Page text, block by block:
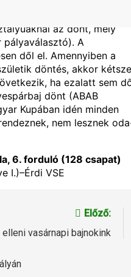
hazai pályán (a
az dönt, mely
A
dől el. Amennyiben a
döntés, akkor
ha ezalatt sem
dönt (ABAB
Kupában idén minden
nem lesznek
6. forduló (128 csapat)
I.)–Érdi VSE
Előző:
elleni vasárnapi bajnokink